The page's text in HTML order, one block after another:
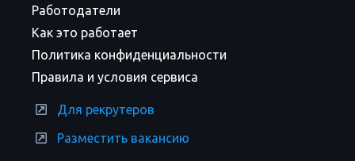
Работодатели
Как это работает
Политика конфиденциальности
Правила и условия сервиса
Для рекрутеров
Разместить вакансию